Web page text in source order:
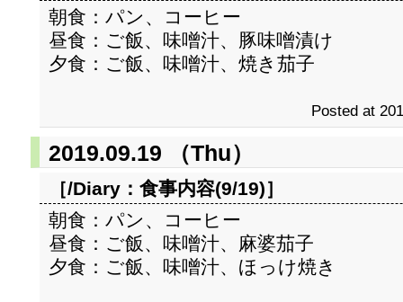
朝食：パン、コーヒー
昼食：ご飯、味噌汁、豚味噌漬け
夕食：ご飯、味噌汁、焼き茄子
Posted at
2019.09.19 （Thu）
［/Diary： 食事内容(9/19)］
朝食：パン、コーヒー
昼食：ご飯、味噌汁、麻婆茄子
夕食：ご飯、味噌汁、ほっけ焼き